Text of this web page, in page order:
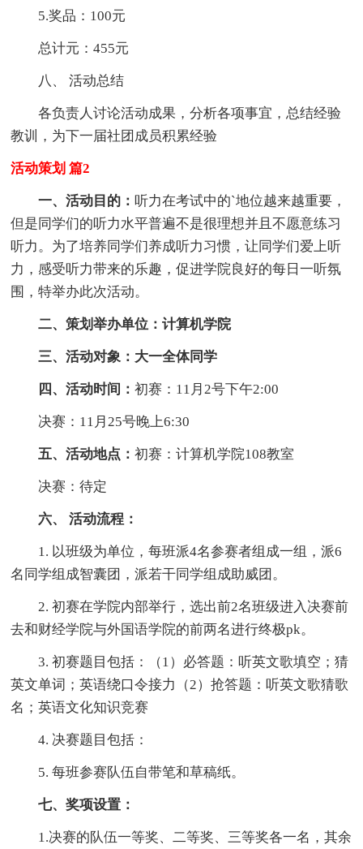
5.奖品：100元
总计元：455元
八、 活动总结
各负责人讨论活动成果，分析各项事宜，总结经验
教训，为下一届社团成员积累经验
活动策划 篇2
一、活动目的： 听力在考试中的`地位越来越重要，
但是同学们的听力水平普遍不是很理想并且不愿意练习
听力。为了培养同学们养成听力习惯，让同学们爱上听
力，感受听力带来的乐趣，促进学院良好的每日一听氛
围，特举办此次活动。
二、策划举办单位：计算机学院
三、活动对象：大一全体同学
四、活动时间：初赛：11月2号下午2:00
决赛：11月25号晚上6:30
五、活动地点：初赛：计算机学院108教室
决赛：待定
六、 活动流程：
1. 以班级为单位，每班派4名参赛者组成一组，派6
名同学组成智囊团，派若干同学组成助威团。
2. 初赛在学院内部举行，选出前2名班级进入决赛前
去和财经学院与外国语学院的前两名进行终极pk。
3. 初赛题目包括：（1）必答题：听英文歌填空；猜
英文单词；英语绕口令接力（2）抢答题：听英文歌猜歌
名；英语文化知识竞赛
4. 决赛题目包括：
5. 每班参赛队伍自带笔和草稿纸。
七、奖项设置：
1.决赛的队伍一等奖、二等奖、三等奖各一名，其余